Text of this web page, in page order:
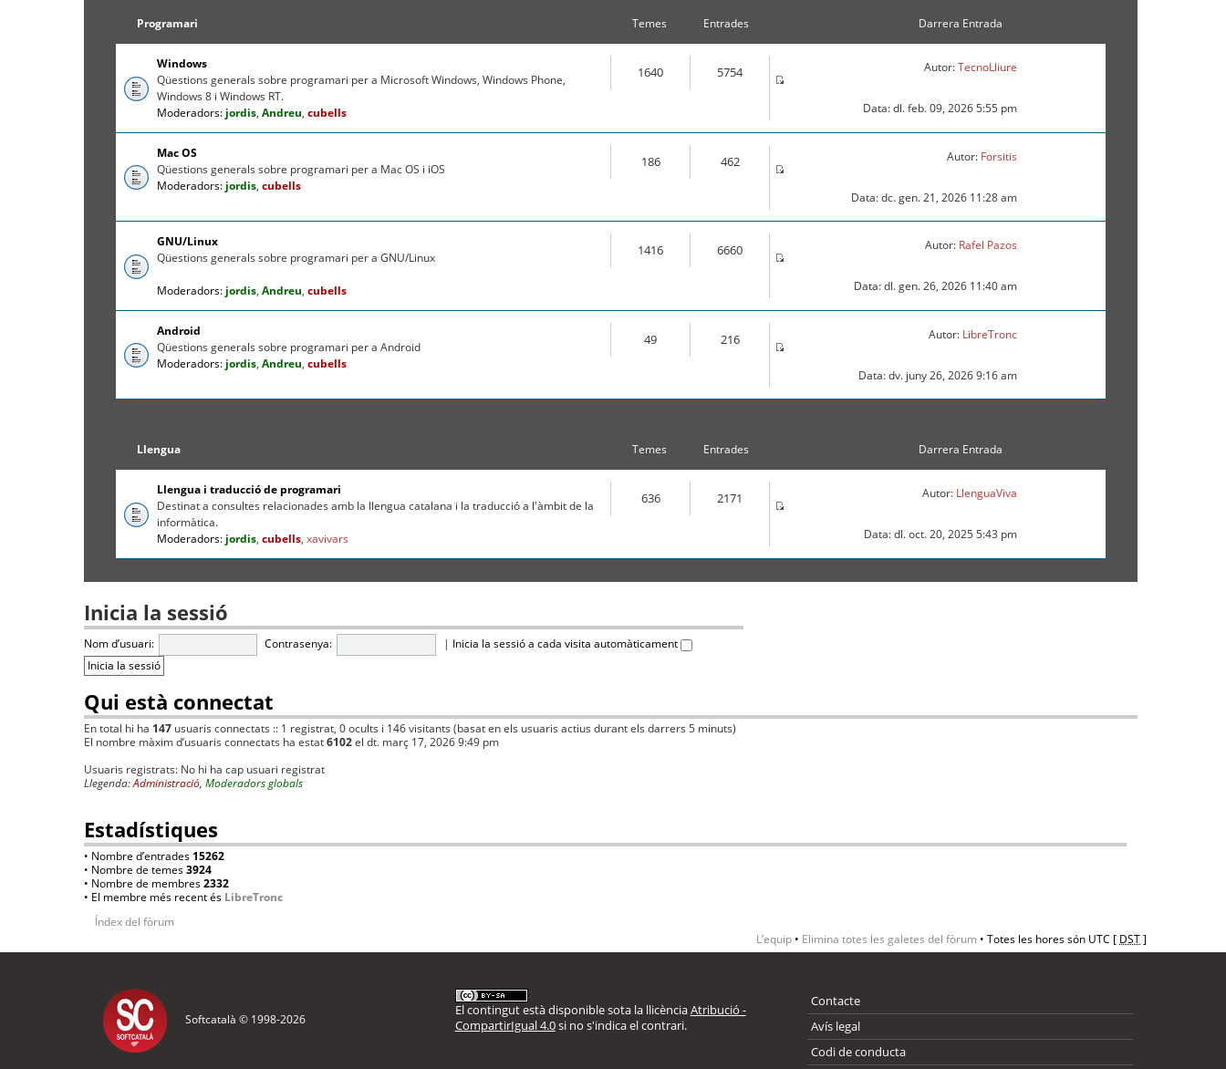
Programari Temes Entrades Darrera Entrada
Windows
Qüestions generals sobre programari per a Microsoft Windows, Windows Phone,
Windows 8 i Windows RT.
Moderadors: jordis, Andreu, cubells
1640 5754 Autor:TecnoLliure
Data: dl. feb. 09, 2026 5:55 pm
Mac OS
Qüestions generals sobre programari per a Mac OS i iOS
Moderadors: jordis, cubells
186 462 Autor: Forsitis
Data: dc. gen. 21, 2026 11:28 am
GNU/Linux
Qüestions generals sobre programari per a GNU/Linux
Moderadors: jordis, Andreu, cubells
1416 6660 Autor: Rafel Pazos
Data: dl. gen. 26, 2026 11:40 am
Android
Qüestions generals sobre programari per a Android
Moderadors: jordis, Andreu, cubells
49 216 Autor: LibreTronc
Data: dv. juny 26, 2026 9:16 am
Llengua Temes Entrades Darrera Entrada
Llengua i traducció de programari
Destinat a consultes relacionades amb la llengua catalana i la traducció a l'àmbit de la
informàtica.
Moderadors: jordis, cubells, xavivars
636 2171 Autor: LlenguaViva
Data: dl. oct. 20, 2025 5:43 pm
Inicia la sessió
Nom d’usuari: Contrasenya: | Inicia la sessió a cada visita automàticament
Qui està connectat
En total hi ha 147 usuaris connectats :: 1 registrat, 0 ocults i 146 visitants (basat en els usuaris actius durant els darrers 5 minuts)
El nombre màxim d’usuaris connectats ha estat6102el dt. març 17, 2026 9:49 pm
Usuaris registrats: No hi ha cap usuari registrat
Llegenda:Administració, Moderadors globals
Estadístiques
• Nombre d’entrades 15262
• Nombre de temes3924
• Nombre de membres2332
• El membre més recent és LibreTronc
Índex del fòrum
L’equip • Elimina totes les galetes del fòrum • Totes les hores són UTC [ DST]
Softcatalà © 1998-2026
El contingut està disponible sota la llicènciaAtribució -
CompartirIgual 4.0si no s'indica el contrari.
Contacte
Avís legal
Codi de conducta